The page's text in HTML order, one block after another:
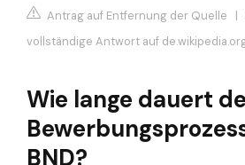
Antrag auf Entfernung der Quelle |
vollständige Antwort auf
Wie lange dauert
BND?